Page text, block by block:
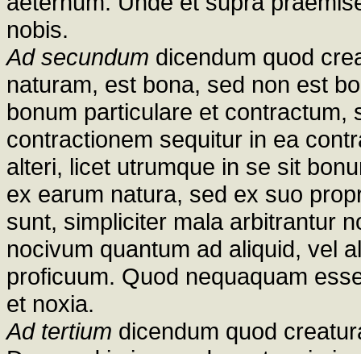
nobis.
Ad secundum dicendum quod
naturam, est bona, sed non est
bonum particulare et contractum,
contractionem sequitur in ea
alteri, licet utrumque in se sit
ex earum natura, sed ex suo
sunt, simpliciter mala arbitrantur
nocivum quantum ad aliquid, vel
proficuum. Quod nequaquam
et noxia.
Ad tertium dicendum quod